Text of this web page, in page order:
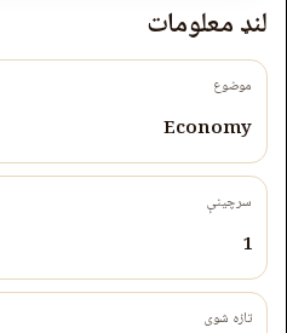
لنډ معلومات
موضوع
Economy
سرچینې
1
تازه شوی